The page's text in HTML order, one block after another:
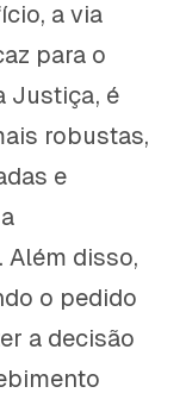
a via
para o
Justiça, é
robustas,
e
Além disso,
o pedido
a decisão